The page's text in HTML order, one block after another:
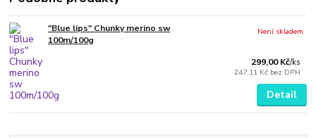
"Blue lips" Chunky merino sw
100m/100g
299,00 Kč/ks
247,11 Kč bez DPH
Není skladem
Detail